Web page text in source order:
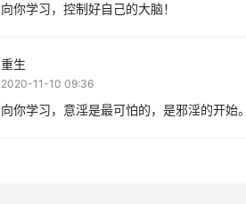
向你学习，控制好自己的大脑！
重生
2020-11-10 09:36
向你学习，意淫是最可怕的，是邪淫的开始。